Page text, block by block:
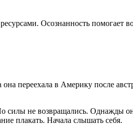
Осознанность помогает
переехала в Америку после
силы не возвращались. Однажды
плакать. Начала слышать себя.